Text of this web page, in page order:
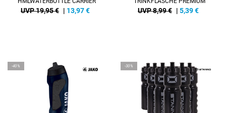
UVP 19,95 € | 13,97€ UVP 8,99 € | 5,39€
-40% -30%